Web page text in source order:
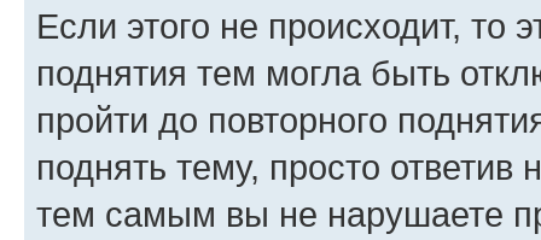
Если этого не происходит, то
поднятия тем могла быть
пройти до повторного
поднять тему, просто ответив
тем самым вы не нарушаете